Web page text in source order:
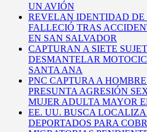
UN AVIÓN
REVELAN IDENTIDAD DE
FALLECIÓ TRAS
EN SAN SALVADOR
CAPTURAN A SIETE
DESMANTELAR
SANTA ANA
PNC CAPTURA A
PRESUNTA AGRESIÓN
MUJER ADULTA MAYOR
EE. UU. BUSCA
DEPORTADOS PARA